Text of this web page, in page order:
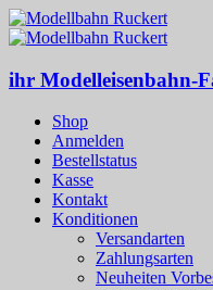
ihr Modelleisenbahn-
Shop
Anmelden
Bestellstatus
Kasse
Kontakt
Konditionen
Versandarten
Zahlungsarten
Neuheiten